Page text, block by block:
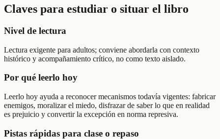
Claves para estudiar o situar el libro
Nivel de lectura
Lectura exigente para adultos; conviene abordarla con contexto
histórico y acompañamiento crítico, no como texto aislado.
Por qué leerlo hoy
Leerlo hoy ayuda a reconocer mecanismos todavía vigentes: fabricar
enemigos, moralizar el miedo, disfrazar de saber lo que en realidad
es prejuicio y convertir la excepción en norma represiva.
Pistas rápidas para clase o repaso